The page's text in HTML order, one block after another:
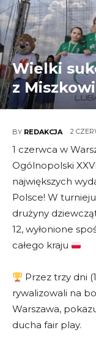
Wielki
z
BY REDAKCJA 2
1 czerwca w
Ogólnopolski
największych
Polsce! W turnieju
drużyny
12, wyłonione
całego kraju
Przez trzy dni
rywalizowali na
Warszawa,
ducha fair play.